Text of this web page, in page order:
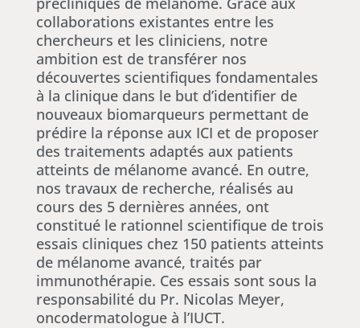
collaborations existantes entre les
chercheurs et les cliniciens, notre
ambition est de transférer nos
découvertes scientifiques fondamentales
à la clinique dans le but d’identifier de
nouveaux biomarqueurs permettant de
prédire la réponse aux ICI et de proposer
des traitements adaptés aux patients
atteints de mélanome avancé. En outre,
nos travaux de recherche, réalisés au
cours des 5 dernières années, ont
constitué le rationnel scientifique de trois
essais cliniques chez 150 patients atteints
de mélanome avancé, traités par
immunothérapie. Ces essais sont sous la
responsabilité du Pr. Nicolas Meyer,
oncodermatologue à l’IUCT.